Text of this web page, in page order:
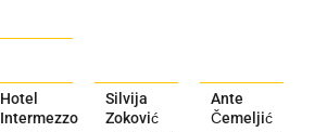
Hotel
Intermezzo
Silvija
Zoković
Ante
Čemeljić